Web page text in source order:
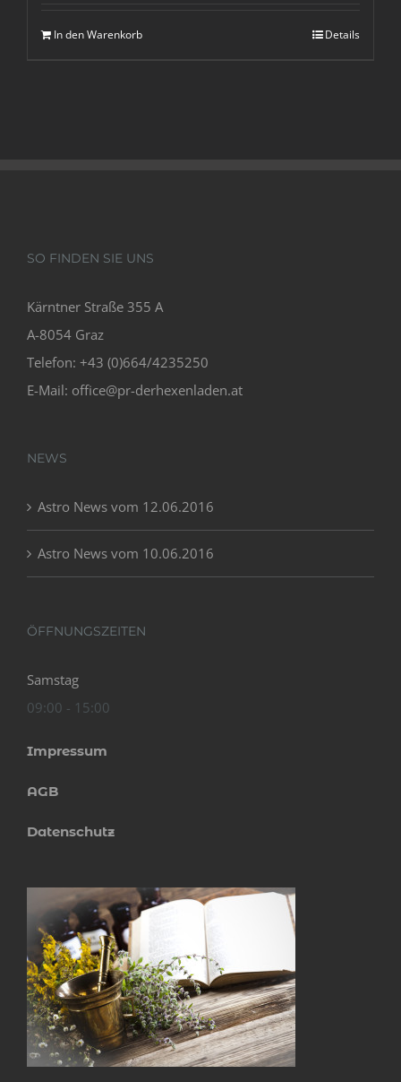
In den Warenkorb Details
SO FINDEN SIE UNS
Kärntner Straße 355 A
A-8054 Graz
Telefon: +43 (0)664/4235250
E-Mail: office@pr-derhexenladen.at
NEWS
Astro News vom 12.06.2016
Astro News vom 10.06.2016
ÖFFNUNGSZEITEN
Samstag
09:00 - 15:00
Impressum
AGB
Datenschutz